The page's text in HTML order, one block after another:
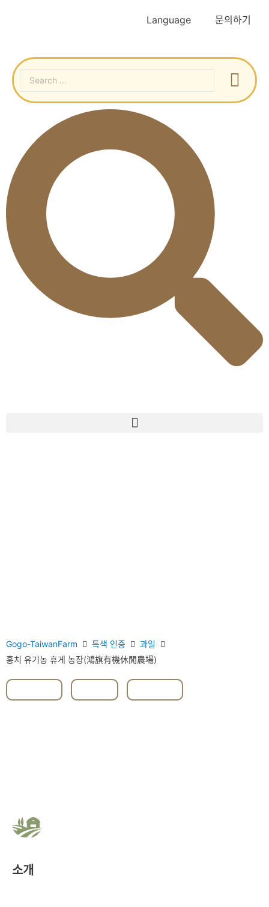
Language 문의하기
Gogo-TaiwanFarm 특색 인증
과일
훙치 유기농 휴게 농장(鴻旗有機休閒農場)
소개